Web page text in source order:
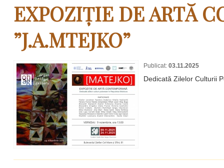
EXPOZIȚIE DE ARTĂ
”J.A.MTEJKO”
Publicat: 03.11.2025
Dedicată Zilelor Culturii